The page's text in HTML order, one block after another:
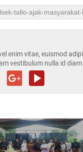
enim vitae, euismod
vestibulum nulla id